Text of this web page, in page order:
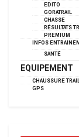
EDITO
GORATRAIL
CHASSE
RÉSULTATS
PREMIUM
INFOS
SANTÉ
EQUIPEMENT
CHAUSSURE
GPS